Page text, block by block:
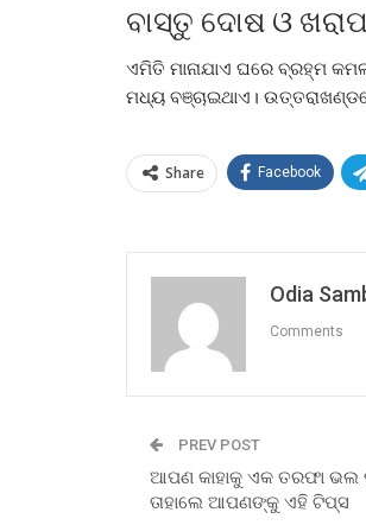
ବାସ୍ତୁ ଦୋଷ ଓ
ଏମିତି ମାନାଯାଏ ଘରେ ବ୍ରହ୍ମ
ମଧ୍ୟ ବଞ୍ଚାଇଥାଏ।
Share Facebook
Odia
Comments
PREV POST
ଆପଣ କାହାକୁ ଏକ ତରଫା ଭଲ
ତାହାଲେ ଆପଣଙ୍କୁ ଏହି ଟିପ୍ସ